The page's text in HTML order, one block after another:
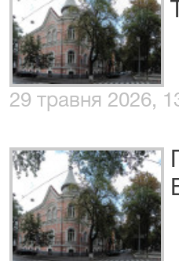
29 травня 2026,